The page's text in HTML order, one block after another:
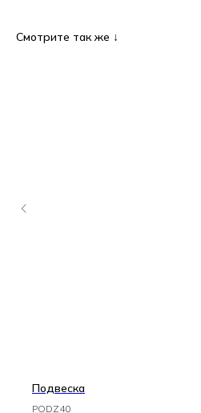
Смотрите так же ↓
Подвеска
PODZ40